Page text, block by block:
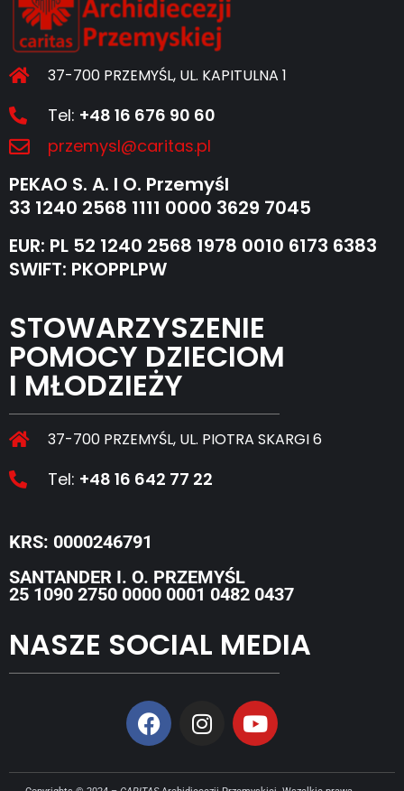
37-700 PRZEMYŚL, UL. KAPITULNA 1
Tel: +48 16 676 90 60
przemysl@caritas.pl
PEKAO S. A. I O. Przemyśl
33 1240 2568 1111 0000 3629 7045
EUR: PL 52 1240 2568 1978 0010 6173 6383
SWIFT: PKOPPLPW
STOWARZYSZENIE
POMOCY DZIECIOM
I MŁODZIEŻY
37-700 PRZEMYŚL, UL. PIOTRA SKARGI 6
Tel: +48 16 642 77 22
KRS: 0000246791
SANTANDER I. O. PRZEMYŚL
25 1090 2750 0000 0001 0482 0437
NASZE SOCIAL MEDIA